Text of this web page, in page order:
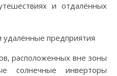
и отдалённых
предприятия
расположенных вне зоны
солнечные инверторы